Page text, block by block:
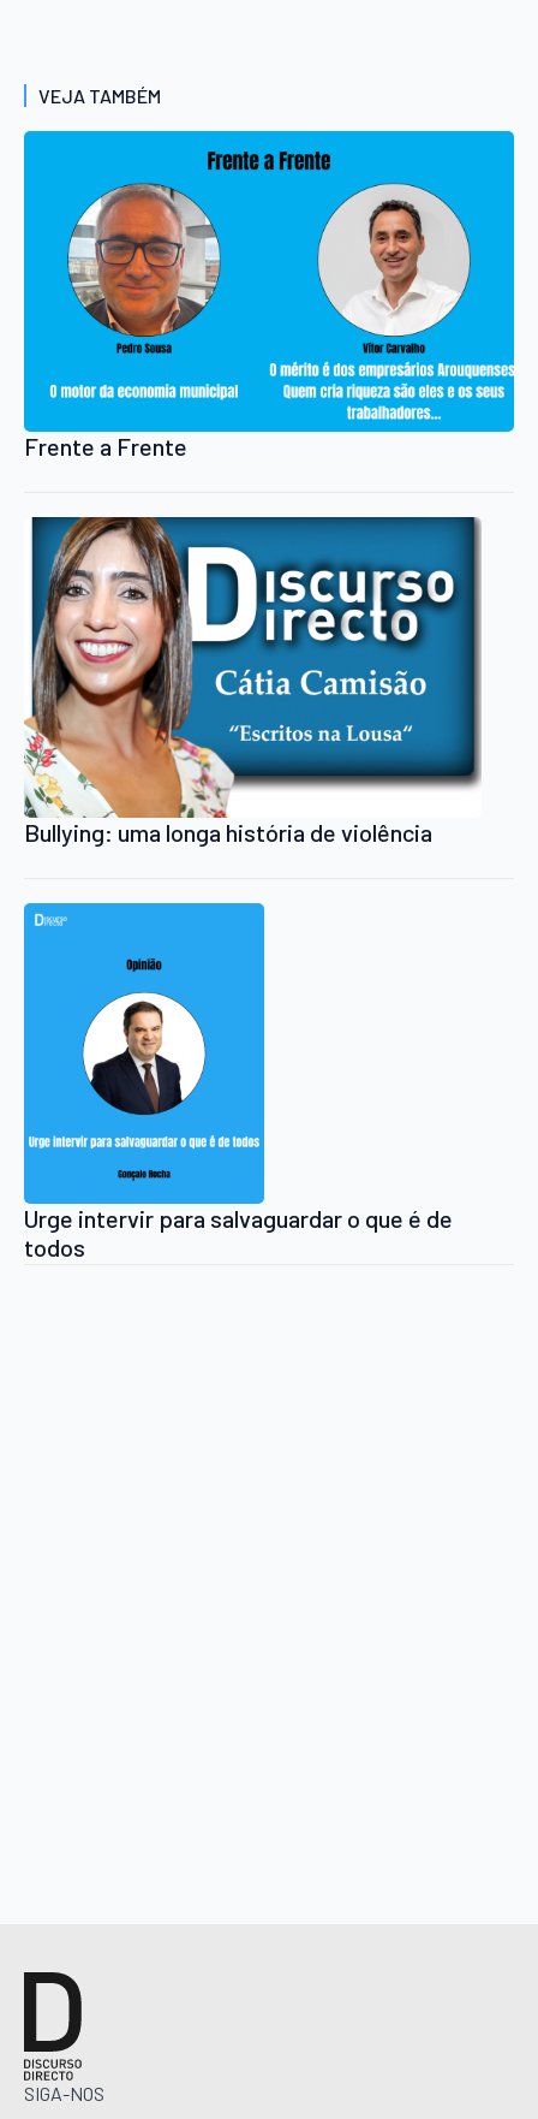
VEJA TAMBÉM
Frente a Frente
Bullying: uma longa história de violência
Urge intervir para salvaguardar o que é de
todos
SIGA-NOS